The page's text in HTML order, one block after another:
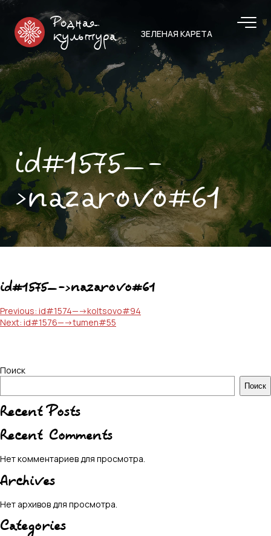
Родная
культура
ЗЕЛЕНАЯ КАРЕТА
id#1575—-
>nazarovo#61
id#1575—->nazarovo#61
Навигация
по
Previous: id#1574—->koltsovo#94
Next: id#1576—->tumen#55
Поиск
Поиск
Recent Posts
Recent Comments
Нет комментариев для просмотра.
Archives
Нет архивов для просмотра.
Categories